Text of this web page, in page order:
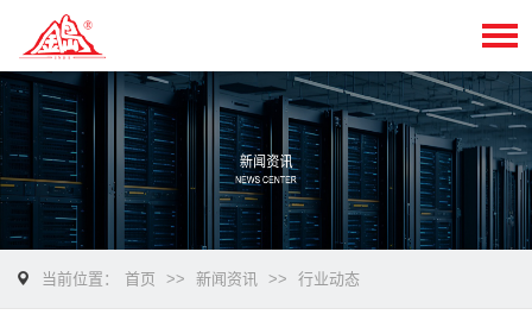
当前位置： 首页 >> 新闻资讯 >> 行业动态